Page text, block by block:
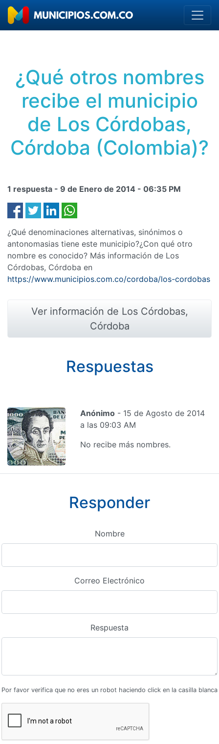
¿Qué otros nombres
recibe el municipio
de Los Córdobas,
Córdoba (Colombia)?
1 respuesta - 9 de Enero de 2014 - 06:35 PM
¿Qué denominaciones alternativas, sinónimos o
antonomasias tiene este municipio?¿Con qué otro
nombre es conocido? Más información de Los
Córdobas, Córdoba en
https://www.municipios.com.co/cordoba/los-cordobas
Ver información de Los Córdobas,
Córdoba
Respuestas
Anónimo - 15 de Agosto de 2014
a las 09:03 AM
No recibe más nombres.
Responder
Nombre
Correo Electrónico
Respuesta
Por favor verifica que no eres un robot haciendo click en la casilla blanca